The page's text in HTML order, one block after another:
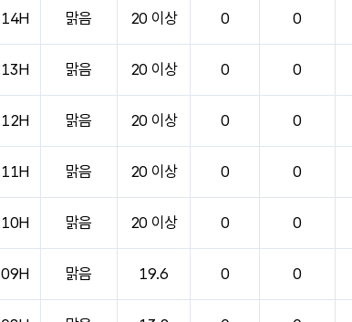
맑음 20 이상 0 0
맑음 20 이상 0 0
맑음 20 이상 0 0
맑음 20 이상 0 0
맑음 20 이상 0 0
맑음 19.6 0 0